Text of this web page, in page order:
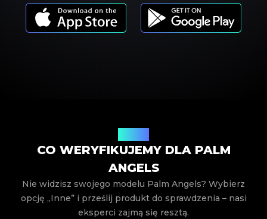
CO WERYFIKUJEMY DLA PALM
ANGELS
Nie widzisz swojego modelu Palm Angels? Wybierz
opcję „Inne” i prześlij produkt do sprawdzenia – nasi
eksperci zajmą się resztą.